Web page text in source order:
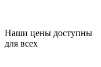
Наши цены доступны
для всех